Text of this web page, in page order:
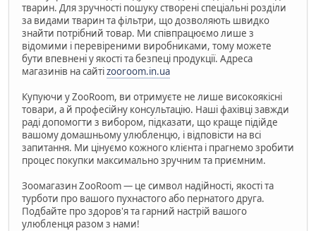
тварин. Для зручності пошуку створені спеціальні розділи
за видами тварин та фільтри, що дозволяють швидко
знайти потрібний товар. Ми співпрацюємо лише з
відомими і перевіреними виробниками, тому можете
бути впевнені у якості та безпеці продукції. Адреса
магазинів на сайтіzooroom.in.ua
Купуючи у ZooRoom, ви отримуєте не лише високоякісні
товари, а й професійну консультацію. Наші фахівці завжди
раді допомогти з вибором, підказати, що краще підійде
вашому домашньому улюбленцю, і відповісти на всі
запитання. Ми цінуємо кожного клієнта і прагнемо зробити
процес покупки максимально зручним та приємним.
Зоомагазин ZooRoom — це символ надійності, якості та
турботи про вашого пухнастого або пернатого друга.
Подбайте про здоров'я та гарний настрій вашого
улюбленця разом з нами!